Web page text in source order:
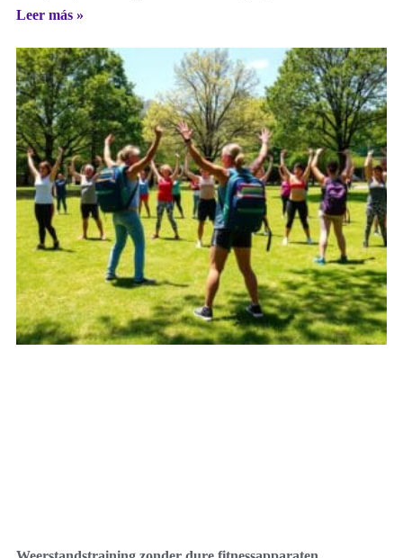
Leer más »